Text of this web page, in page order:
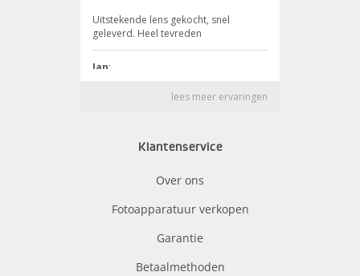
Klantenservice
Over ons
Fotoapparatuur verkopen
Garantie
Betaalmethoden